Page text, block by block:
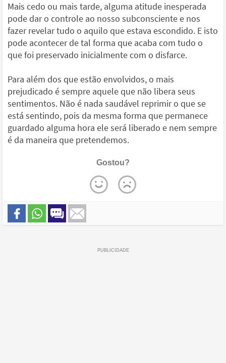
Mais cedo ou mais tarde, alguma atitude inesperada
pode dar o controle ao nosso subconsciente e nos
fazer revelar tudo o aquilo que estava escondido. E isto
pode acontecer de tal forma que acaba com tudo o
que foi preservado inicialmente com o disfarce.
Para além dos que estão envolvidos, o mais
prejudicado é sempre aquele que não libera seus
sentimentos. Não é nada saudável reprimir o que se
está sentindo, pois da mesma forma que permanece
guardado alguma hora ele será liberado e nem sempre
é da maneira que pretendemos.
Gostou?